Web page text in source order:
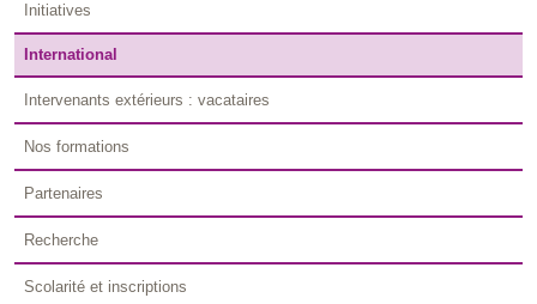
Initiatives
International
Intervenants extérieurs : vacataires
Nos formations
Partenaires
Recherche
Scolarité et inscriptions